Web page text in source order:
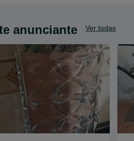
anunciante Ver todas